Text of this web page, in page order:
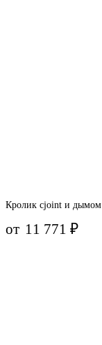
Кролик сjoint и дымом
от 11 771₽